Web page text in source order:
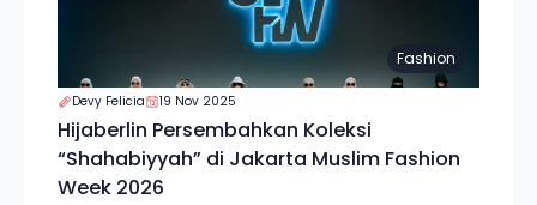
Fashion
Devy Felicia 19 Nov 2025
Hijaberlin Persembahkan Koleksi
“Shahabiyyah” di Jakarta Muslim Fashion
Week 2026